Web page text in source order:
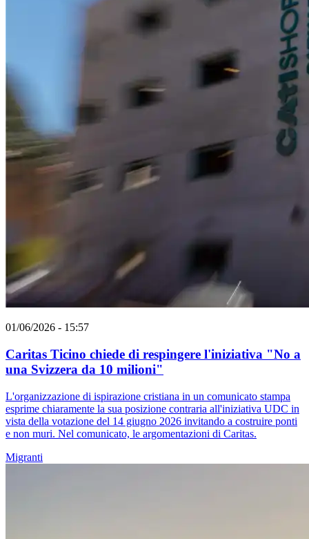
01/06/2026 - 15:57
Caritas Ticino chiede di respingere l'iniziativa "No a
una Svizzera da 10 milioni"
L'organizzazione di ispirazione cristiana in un comunicato stampa
esprime chiaramente la sua posizione contraria all'iniziativa UDC in
vista della votazione del 14 giugno 2026 invitando a costruire ponti
e non muri. Nel comunicato, le argomentazioni di Caritas.
Migranti